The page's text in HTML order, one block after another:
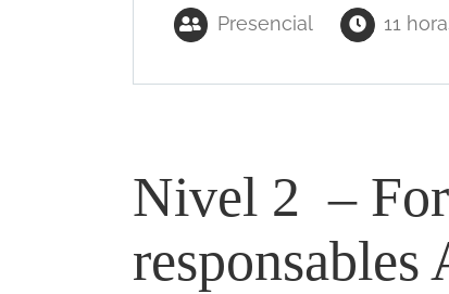
Presencial 11
Nivel 2 –
responsables